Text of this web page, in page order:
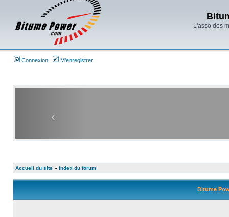
L'asso des
Connexion M’enregistrer
Accueil du site » Index du forum
Bitume